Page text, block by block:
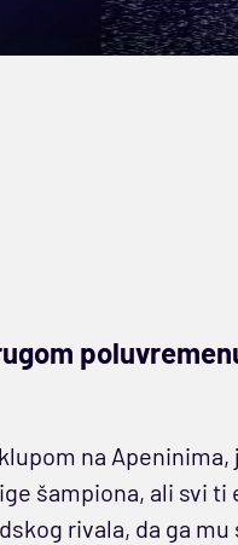
na Apeninima,
šampiona, ali svi ti
rivala, da ga